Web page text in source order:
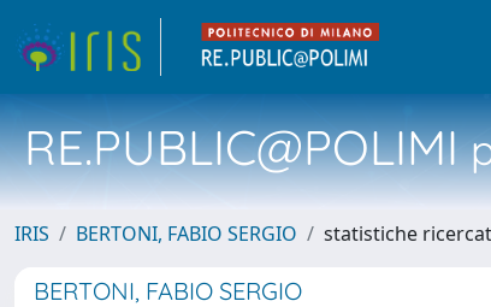
RE.PUBLIC@POLIMI
IRIS BERTONI, FABIO SERGIO statistiche
BERTONI, FABIO SERGIO